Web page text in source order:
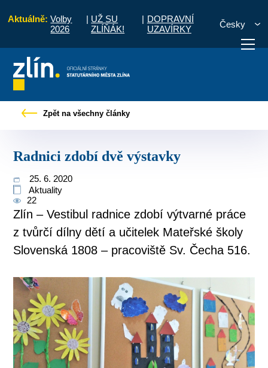
Aktuálně: Volby
2026
| UŽ SU
ZLÍŇÁK!
| DOPRAVNÍ
UZAVÍRKY
Česky
vyřídit Potřebuji zaplatit
Zpět na všechny články
Radnici zdobí dvě výstavky
25. 6. 2020
Aktuality
22
Zlín – Vestibul radnice zdobí výtvarné práce
z tvůrčí dílny dětí a učitelek Mateřské školy
Slovenská 1808 – pracoviště Sv. Čecha 516.